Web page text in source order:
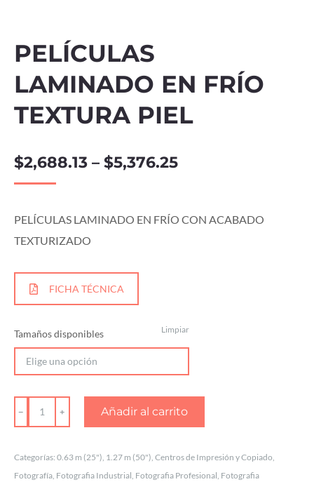
PELÍCULAS
LAMINADO EN FRÍO
TEXTURA PIEL
$2,688.13 – $5,376.25
PELÍCULAS LAMINADO EN FRÍO CON ACABADO
TEXTURIZADO
FICHA TÉCNICA
Tamaños disponibles Limpiar
PELÍCULAS
LAMINADO
Añadir al carrito
Categorías: 0.63 m (25"), 1.27 m (50"), Centros de Impresión y Copiado,
Fotografía, Fotografia Industrial, Fotografia Profesional, Fotografia